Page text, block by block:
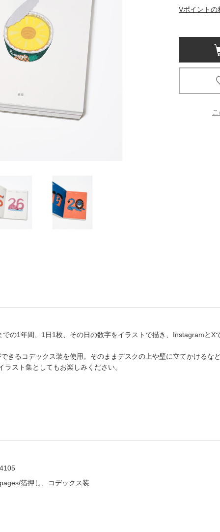
書店
京都
梅田
Vポイントの
の1年間、1日1枚、その日の数字をイラストで描き、InstagramとX
きるコデックス装を使用。そのままデスクの上や壁に立てかけるな
スト集としてもお楽しみください。
箔押し、コデックス装